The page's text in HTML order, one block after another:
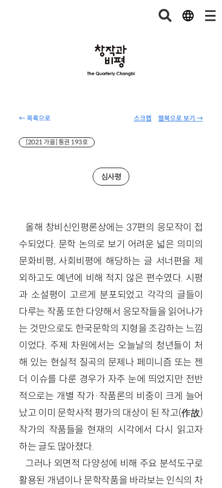
← 목록으로 웹북으로 보기 →
스크랩
[2021 가을] 통권 193호
심사평
올해 창비신인평론상에는 37편의 응모작이 접
수되었다. 문학 논의로 보기 어려운 넓은 의미의
문화비평, 사회비평에 해당하는 글 서너편을 제
외하고도 예년에 비해 적지 않은 편수였다. 시평
과 소설평이 고르게 분포되었고 각각의 글들이
다루는 작품 또한 다양해서 응모작들을 읽어나가
는 것만으로도 한국문학의 지형을 조감하는 느낌
이었다. 주제 차원에서는 오늘날의 청년들이 처
해 있는 현실적 질곡의 문제나 페미니즘 또는 젠
더 이슈를 다룬 경우가 자주 눈에 띄었지만 전반
적으로는 개별 작가·작품론의 비중이 크게 늘어
났고 이미 문학사적 평가의 대상이 된 작고(作故)
작가의 작품들을 현재의 시각에서 다시 읽고자
하는 글도 많아졌다.
그러나 외면적 다양성에 비해 주요 분석도구로
활용된 개념이나 문학작품을 바라보는 인식의 차